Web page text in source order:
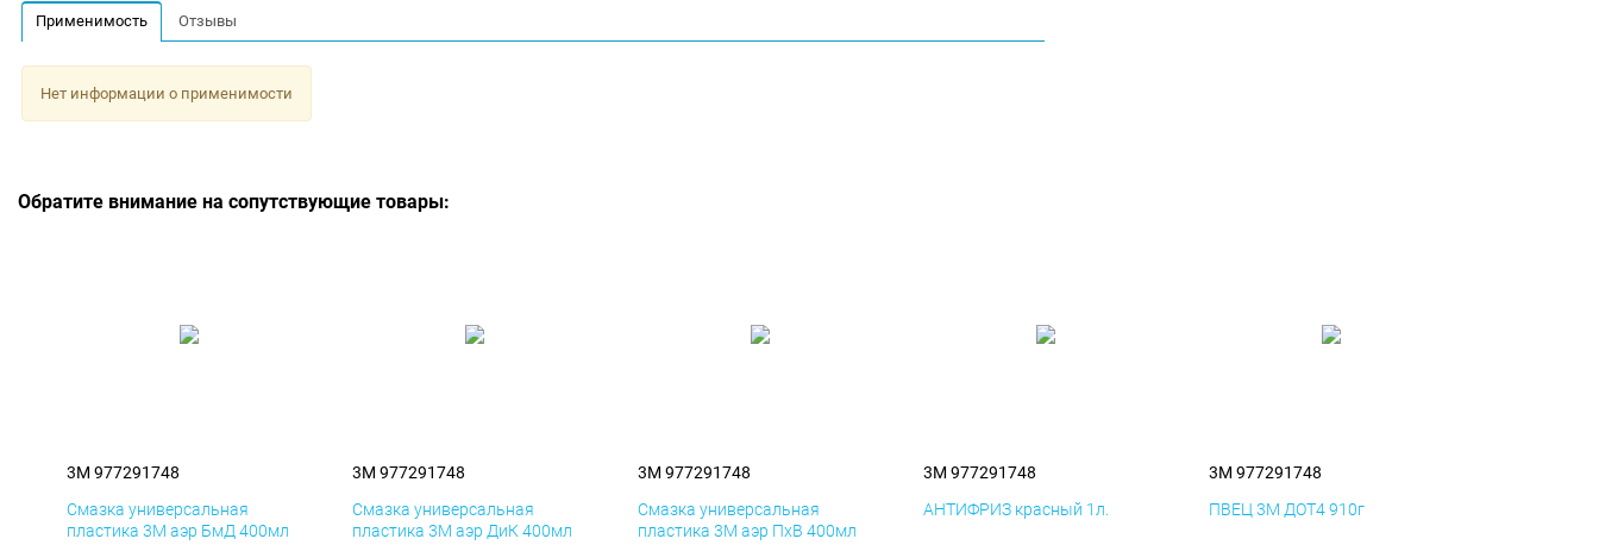
Применимость Отзывы
Нет информации о применимости
Обратите внимание на сопутствующие товары:
3M 977291748
Смазка универсальная
пластика 3M аэр БмД 400мл
3M 977291748
Смазка универсальная
пластика 3M аэр ДиК 400мл
3M 977291748
Смазка универсальная
пластика 3M аэр ПхВ 400мл
3M 977291748
АНТИФРИЗ красный 1л.
3M 977291748
ПВЕЦ 3M ДОТ4 910г